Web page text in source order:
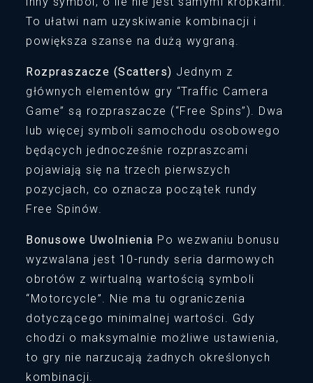
To ułatwi nam uzyskiwanie kombinacji i
powiększa szanse na dużą wygraną.
Rozpraszacze (Scatters) Jednym z
głównych elementów gry “Traffic Camera
Game” są rozpraszacze (“Free Spins”). Dwa
lub więcej symboli samochodu osobowego
będących jednocześnie rozpraszcami
pojawiają się na trzech pierwszych
pozycjach, co oznacza początek rundy
Free Spinów.
Bonusowe Uwolnienia Po wezwaniu bonusu
wyzwalana jest 10-rundy seria darmowych
obrotów z wirtualną wartością symboli
“Motorcycle”. Nie ma tu ograniczenia
dotyczącego minimalnej wartości. Gdy
chodzi o maksymalnie możliwe ustawienia,
to gry nie narzucają żadnych określonych
kombinacji.